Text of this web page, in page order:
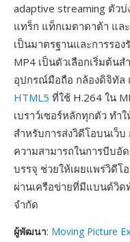
adaptive streaming ตัว
แทร็ก แท็กเมตาดาต้า แล
เป็นมาตรฐานและการรอ
MP4 เป็นตัวเลือกเริ่มต้น
อุปกรณ์มือถือ กล้องดิจิทัล
HTML5 ที่ใช้ H.264 ใน
เบราว์เซอร์หลักทุกตัว ทำ
สำหรับการส่งวิดีโอบนเว็
ความสามารถในการบีบ
บรรจุ ช่วยให้เผยแพร่วิดี
ผ่านเครือข่ายที่มีแบนด์วิ
จำกัด
ผู้พัฒนา: Moving Picture